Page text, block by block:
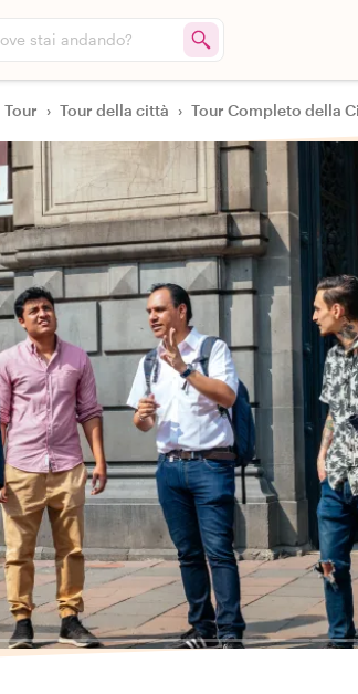
stai andando?
Tour › Tour della città › Tour Completo della